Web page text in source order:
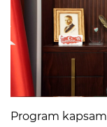
Program